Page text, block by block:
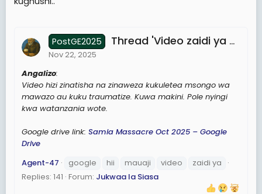
PostGE2025 Thread 'Video zaidi ya 300 za mauaji yaliyofanywa wakati wa uchaguzi zimewekwa kwenye google drive: Pitia link hii'
Nov 22, 2025
Angalizo:
Video hizi zinatisha na zinaweza kukuletea msongo wa
mawazo au kuku traumatize. Kuwa makini. Pole nyingi
kwa watanzania wote.
Google drive link: Samia Massacre Oct 2025 – Google
Drive
Agent-47
google hii mauaji video
zaidi ya
Replies: 141 Forum: Jukwaa la Siasa